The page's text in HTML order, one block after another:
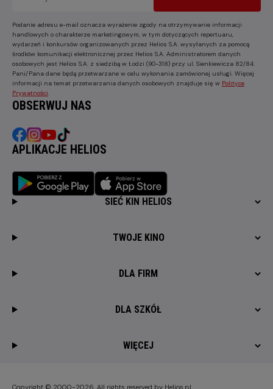
Podanie adresu e-mail oznacza wyrażenie zgody na otrzymywanie informacji
handlowych o charakterze marketingowym, w tym dotyczących repertuaru,
wydarzeń i konkursów organizowanych przez Helios S.A. wysyłanych za pomocą
środków komunikacji elektronicznej przez Helios S.A. Administratorem danych
osobowych jest Helios S.A. z siedzibą w Łodzi (90-318) przy ul. Sienkiewicza 82/84.
Pani/Pana dane będą przetwarzane w celu wykonania zamówionej usługi. Więcej
informacji na temat przetwarzania danych osobowych znajduje się w Polityce
Prywatności.
OBSERWUJ NAS
APLIKACJE HELIOS
SIEĆ KIN HELIOS
TWOJE KINO
DLA FIRM
DLA SZKÓŁ
WIĘCEJ
Copyright © 2000-2026. All rights reserved by Helios.pl